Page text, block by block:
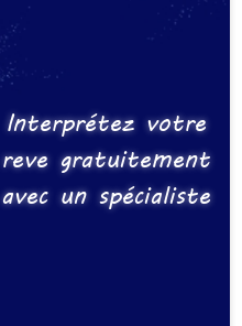
Interprétez votre
reve gratuitement
avec un spécialiste